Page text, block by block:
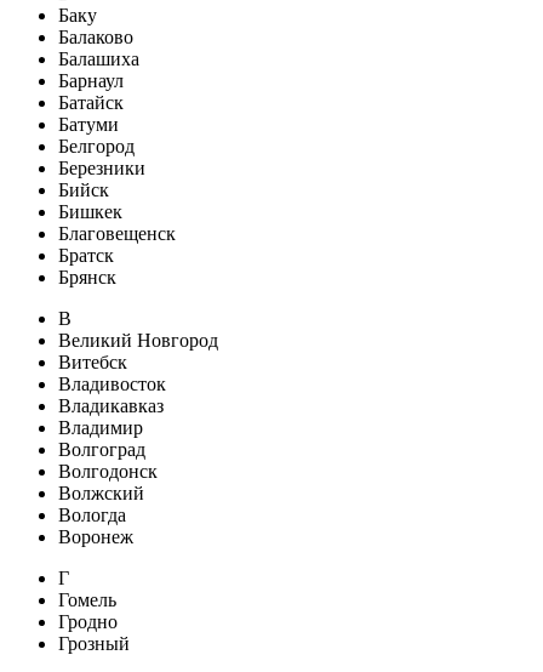
Баку
Балаково
Балашиха
Барнаул
Батайск
Батуми
Белгород
Березники
Бийск
Бишкек
Благовещенск
Братск
Брянск
В
Великий Новгород
Витебск
Владивосток
Владикавказ
Владимир
Волгоград
Волгодонск
Волжский
Вологда
Воронеж
Г
Гомель
Гродно
Грозный